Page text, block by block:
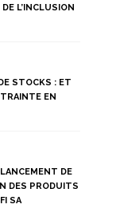
L’INCLUSION
STOCKS : ET
EN
DE
DES PRODUITS
SA